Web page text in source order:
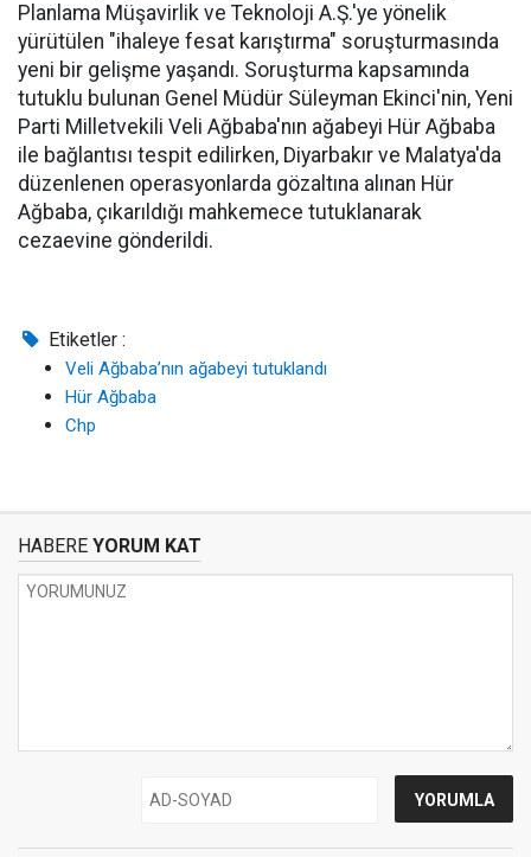
Planlama Müşavirlik ve Teknoloji A.Ş.'ye yönelik
yürütülen "ihaleye fesat karıştırma" soruşturmasında
yeni bir gelişme yaşandı. Soruşturma kapsamında
tutuklu bulunan Genel Müdür Süleyman Ekinci'nin, Yeni
Parti Milletvekili Veli Ağbaba'nın ağabeyi Hür Ağbaba
ile bağlantısı tespit edilirken, Diyarbakır ve Malatya'da
düzenlenen operasyonlarda gözaltına alınan Hür
Ağbaba, çıkarıldığı mahkemece tutuklanarak
cezaevine gönderildi.
Etiketler :
Veli Ağbaba’nın ağabeyi tutuklandı
Hür Ağbaba
Chp
HABERE YORUM KAT